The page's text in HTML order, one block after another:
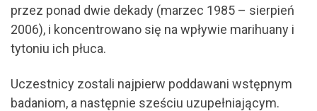
przez ponad dwie dekady (marzec 1985 – sierpień
2006), i koncentrowano się na wpływie marihuany i
tytoniu ich płuca.
Uczestnicy zostali najpierw poddawani wstępnym
badaniom, a następnie sześciu uzupełniającym.